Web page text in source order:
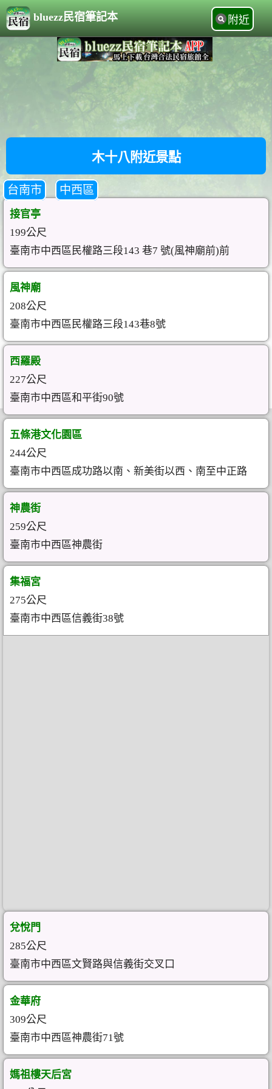
bluezz民宿筆記本 附近
木十八附近景點
台南市 中西區
接官亭
199公尺
臺南市中西區民權路三段143 巷7 號(風神廟前)前
風神廟
208公尺
臺南市中西區民權路三段143巷8號
西羅殿
227公尺
臺南市中西區和平街90號
五條港文化園區
244公尺
臺南市中西區成功路以南、新美街以西、南至中正路
神農街
259公尺
臺南市中西區神農街
集福宮
275公尺
臺南市中西區信義街38號
兌悅門
285公尺
臺南市中西區文賢路與信義街交叉口
金華府
309公尺
臺南市中西區神農街71號
媽祖樓天后宮